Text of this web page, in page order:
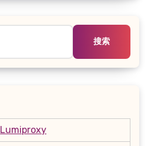
Lumiproxy